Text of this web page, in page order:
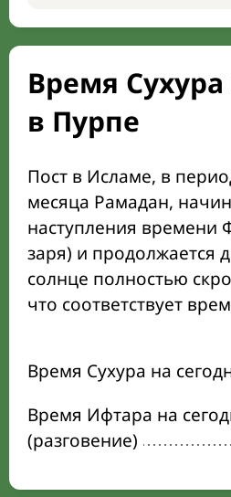
Время
в Пурпе
Пост в Исламе, в
месяца Рамадан,
наступления времени
заря) и продолжается
солнце полностью
что соответствует
Время Сухура на
Время Ифтара на
(разговение)